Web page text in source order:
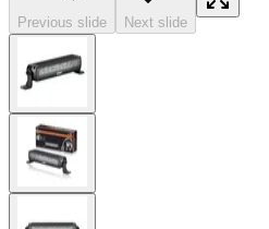
Previous slide Next slide